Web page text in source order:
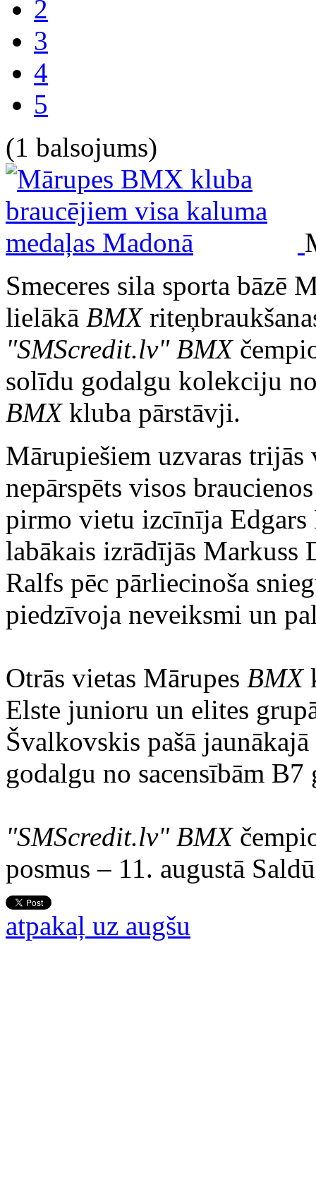
2
3
4
5
(1 balsojums)
Smeceres sila sporta bāzē
lielākā BMX
"SMScredit.lv" BMX
solīdu godalgu kolekciju
BMXkluba pārstāvji.
Mārupiešiem uzvaras trijās
nepārspēts visos
pirmo vietu izcīnīja Edgars
labākais izrādījās Markuss
Ralfs pēc pārliecinoša
piedzīvoja neveiksmi un
Otrās vietas Mārupes BMX
Elste junioru un elites
Švalkovskis pašā
godalgu no sacensībām
"SMScredit.lv" BMX
posmus – 11. augustā
atpakaļ uz augšu